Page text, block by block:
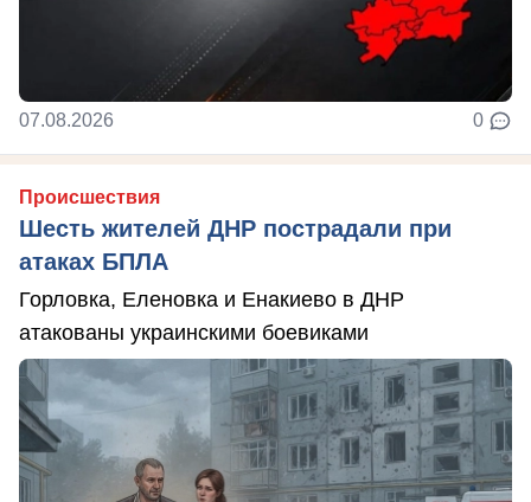
07.08.2026 0
Происшествия
Шесть жителей ДНР пострадали при
атаках БПЛА
Горловка, Еленовка и Енакиево в ДНР
атакованы украинскими боевиками